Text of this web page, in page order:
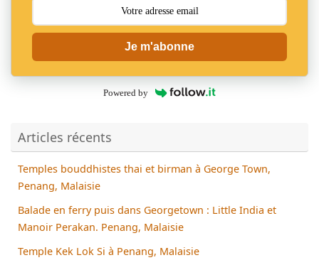
Je m'abonne
Powered by
Articles récents
Temples bouddhistes thai et birman à George Town,
Penang, Malaisie
Balade en ferry puis dans Georgetown : Little India et
Manoir Perakan. Penang, Malaisie
Temple Kek Lok Si à Penang, Malaisie